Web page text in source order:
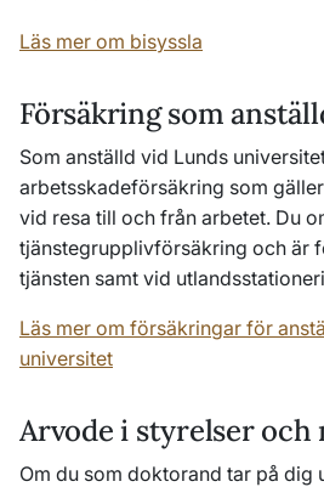
Läs mer om bisyssla
Försäkring som
Som anställd vid Lunds
arbetsskadeförsäkring som
vid resa till och från arbetet. Du
tjänstegrupplivförsäkring och är
tjänsten samt vid
Läs mer om försäkringar för
universitet
Arvode i styrelser och
Om du som doktorand tar på dig